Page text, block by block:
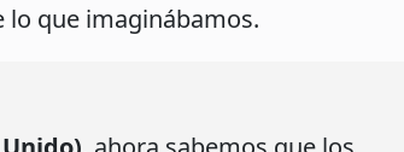
lo que imaginábamos.